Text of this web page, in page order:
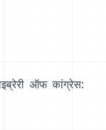
ऑफ कांग्रेस: